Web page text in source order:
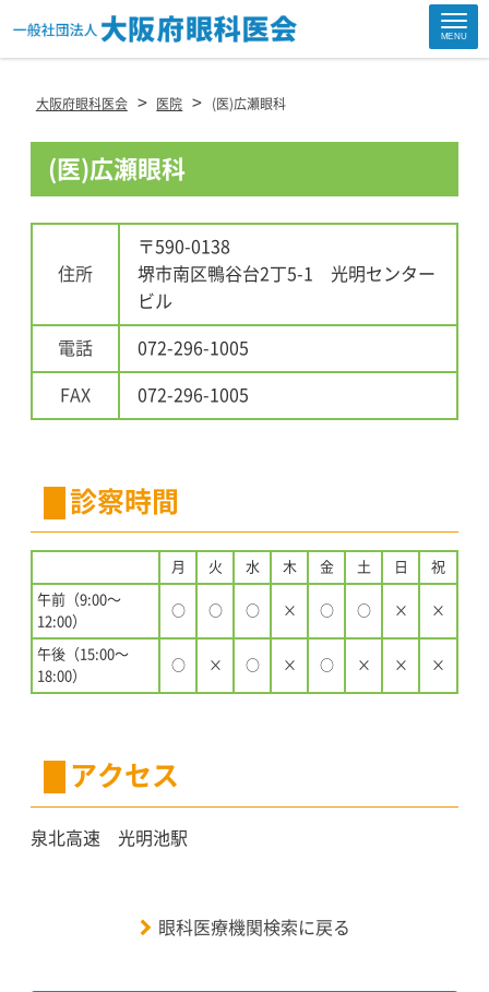
MENU
大阪府眼科医会 > 医院 > (医)広瀬眼科
(医)広瀬眼科
住所
〒590-0138
堺市南区鴨谷台2丁5-1 光明センター
ビル
電話 072-296-1005
FAX 072-296-1005
診察時間
月 火 水 木 金 土 日 祝
午前（9:00〜
12:00）
○ ○ ○ × ○ ○ × ×
午後（15:00〜
18:00）
○ × ○ × ○ × × ×
アクセス
泉北高速 光明池駅
眼科医療機関検索に戻る
Site
Footer